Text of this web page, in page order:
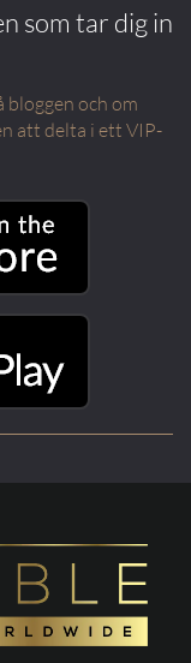
som tar dig in
bloggen och om
att delta i ett VIP-